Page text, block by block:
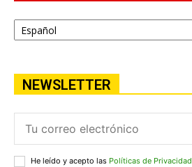
NEWSLETTER
He leído y acepto las Políticas de Privacidad